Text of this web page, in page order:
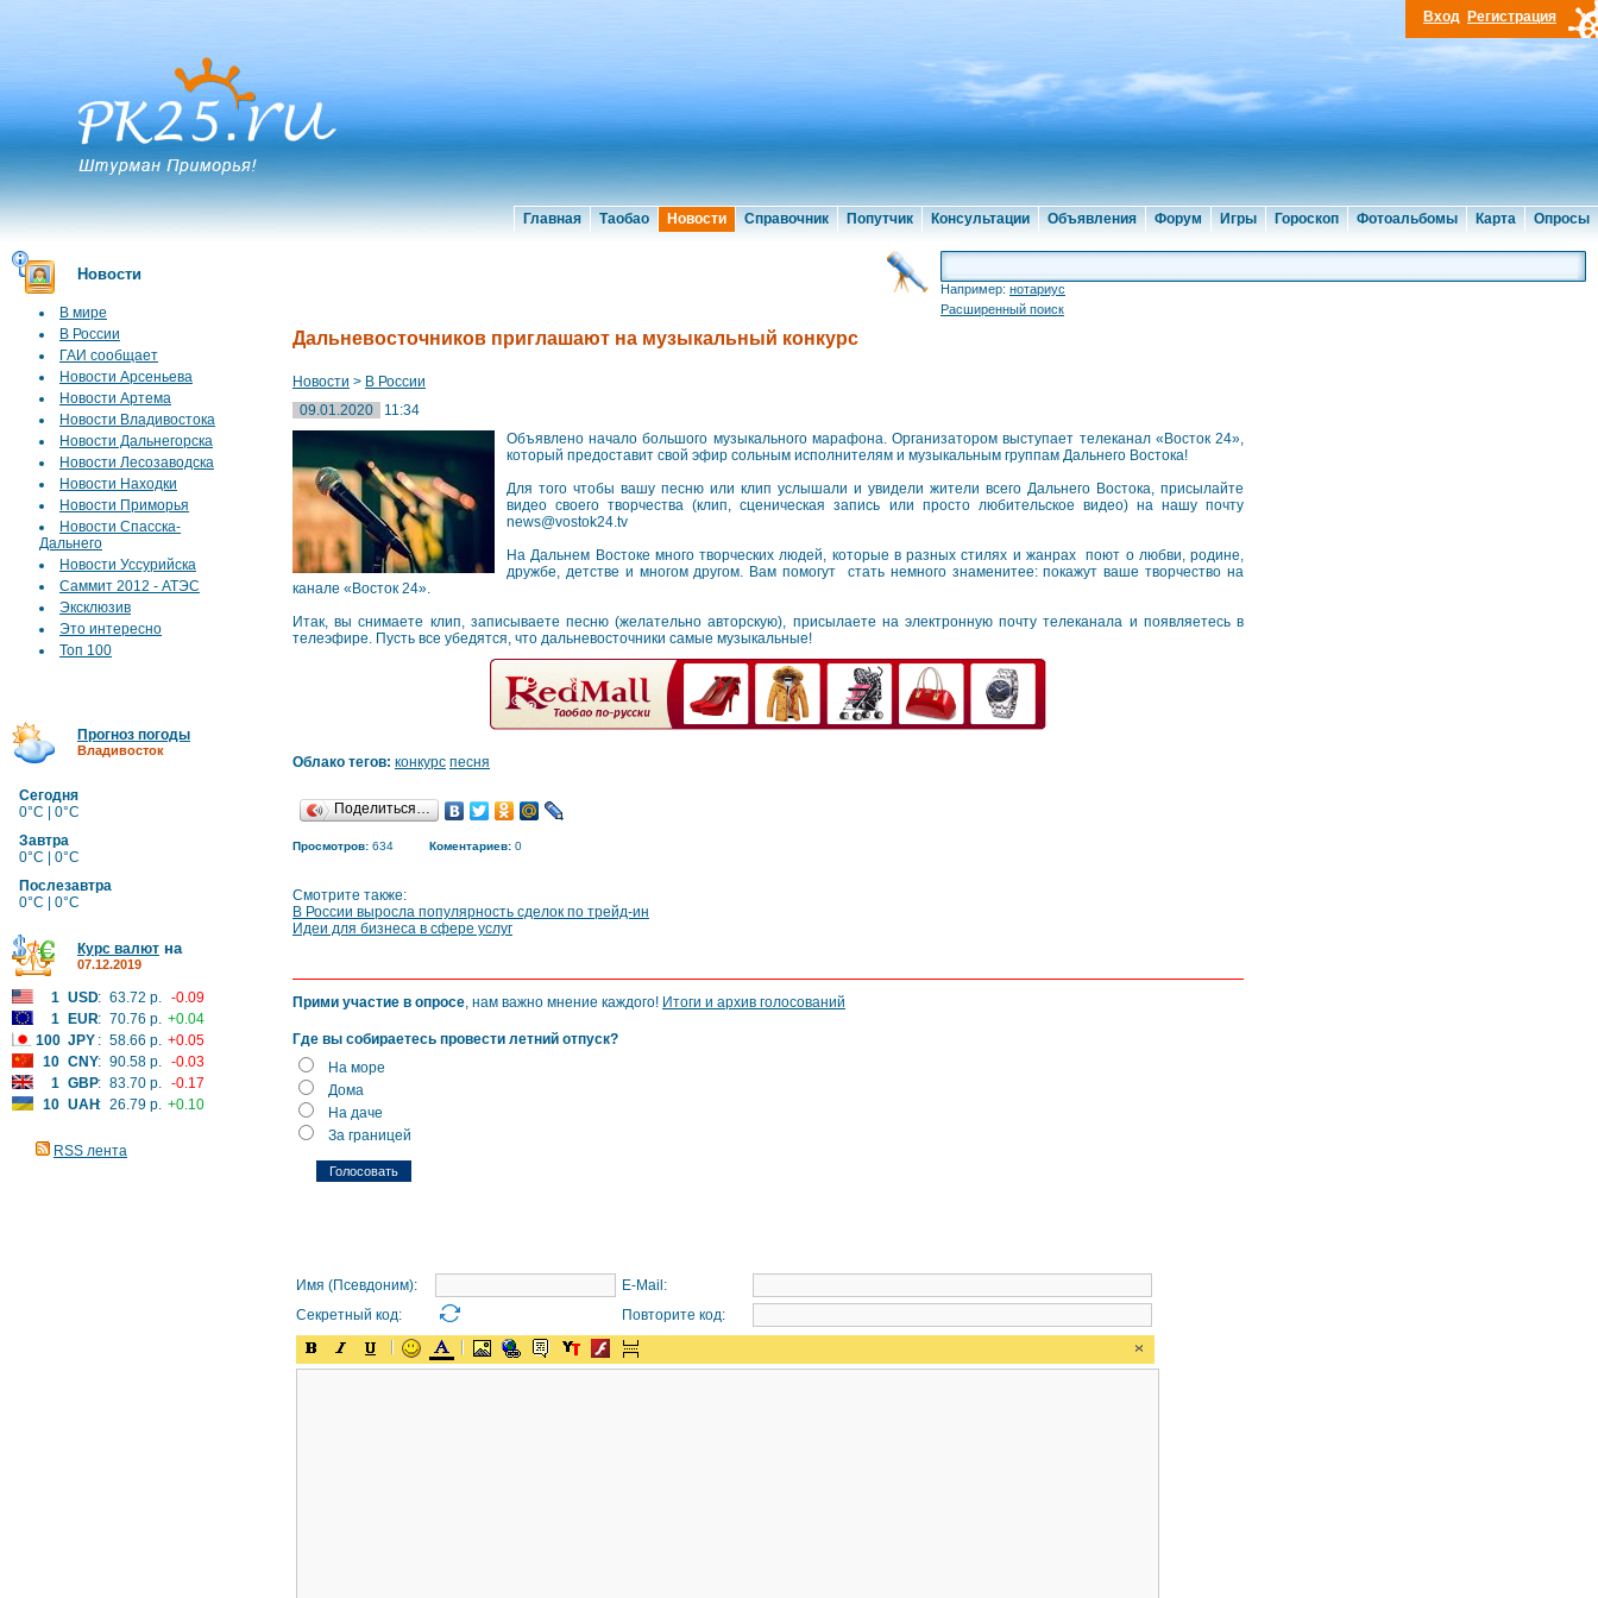
Главная Таобао Новости Справочник Попутчик Консультации Объявления Форум Игры Гороскоп Фотоальбомы Карта Опросы
Вход Регистрация
Новости
В мире
В России
ГАИ сообщает
Новости Арсеньева
Новости Артема
Новости Владивостока
Новости Дальнегорска
Новости Лесозаводска
Новости Находки
Новости Приморья
Новости Спасска-
Дальнего
Новости Уссурийска
Саммит 2012 - АТЭС
Эксклюзив
Это интересно
Топ 100
Прогноз погоды
Владивосток
Сегодня
0°C | 0°C
Завтра
0°C | 0°C
Послезавтра
0°C | 0°C
Курс валют на
07.12.2019
1 USD: 63.72 р. -0.09
1
EUR: 70.76 р. +0.04
100 JPY : 58.66 р. +0.05
10 CNY: 90.58 р. -0.03
1 GBP: 83.70 р. -0.17
10 UAH: 26.79 р. +0.10
RSS лента
Например: нотариус
Расширенный поиск
Дальневосточников приглашают на музыкальный конкурс
Новости > В России
09.01.2020
11:34
Объявлено начало большого музыкального марафона. Организатором выступает телеканал «Восток 24»,
который предоставит свой эфир сольным исполнителям и музыкальным группам Дальнего Востока!
Для того чтобы вашу песню или клип услышали и увидели жители всего Дальнего Востока, присылайте
видео своего творчества (клип, сценическая запись или просто любительское видео) на нашу почту
news@vostok24.tv
На Дальнем Востоке много творческих людей, которые в разных стилях и жанрах поют о любви, родине,
дружбе, детстве и многом другом. Вам помогут стать немного знаменитее: покажут ваше творчество на
канале «Восток 24».
Итак, вы снимаете клип, записываете песню (желательно авторскую), присылаете на электронную почту телеканала и появляетесь в
телеэфире. Пусть все убедятся, что дальневосточники самые музыкальные!
Облако тегов: конкурс песня
Поделиться…
Просмотров: 634 Коментариев: 0
Смотрите также:
В России выросла популярность сделок по трейд-ин
Идеи для бизнеса в сфере услуг
Прими участие в опросе, нам важно мнение каждого! Итоги и архив голосований
Где вы собираетесь провести летний отпуск?
На море
Дома
На даче
За границей
Имя (Псевдоним):
E-Mail:
Секретный код:
Повторите код: